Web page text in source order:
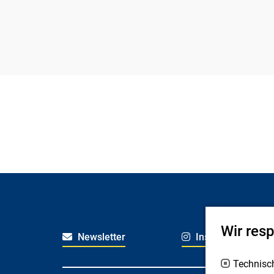
Newsletter Instagram
Wir